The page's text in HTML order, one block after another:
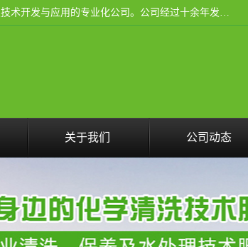
武汉洁利友环境技术有限公司是从事工业民用设备清洗、水处理、金属防腐蚀技术开发与应用的专业化公司。公司经过十余年发展积累了丰富的清洗经验，服务过的客户达到500余家，清洗的各类工业设备共计3000余台。
关于我们 公司动态